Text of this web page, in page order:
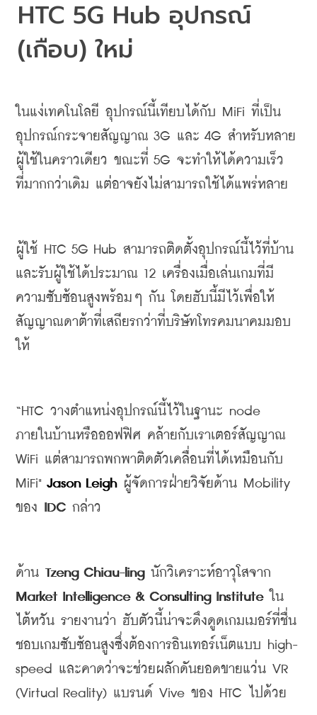
HTC 5G Hub อุปกรณ์
(เกือบ) ใหม่
ในแง่เทคโนโลยี อุปกรณ์นี้เทียบได้กับ MiFi ที่เป็น
อุปกรณ์กระจายสัญญาณ 3G และ 4G สำหรับหลาย
ผู้ใช้ในคราวเดียว ขณะที่ 5G จะทำให้ได้ความเร็ว
ที่มากกว่าเดิม แต่อาจยังไม่สามารถใช้ได้แพร่หลาย
ผู้ใช้ HTC 5G Hub สามารถติดตั้งอุปกรณ์นี้ไว้ที่บ้าน
และรับผู้ใช้ได้ประมาณ 12 เครื่องเมื่อเล่นเกมที่มี
ความซับซ้อนสูงพร้อมๆ กัน โดยฮับนี้มีไว้เพื่อให้
สัญญาณดาต้าที่เสถียรกว่าที่บริษัทโทรคมนาคมมอบ
ให้
“HTC วางตำแหน่งอุปกรณ์นี้ไว้ในฐานะ
ภายในบ้านหรือออฟฟิศ คล้ายกับเราเตอร์สัญญาณ
WiFi แต่สามารถพกพาติดตัวเคลื่อนที่ได้เหมือนกับ
MiFi" Jason Leigh ผู้จัดการฝ่ายวิจัยด้าน
ของ IDC กล่าว
ด้าน Tzeng Chiau-ling นักวิเคราะห์อาวุโสจาก
Market Intelligence & Consulting Institute ใน
ไต้หวัน รายงานว่า ฮับตัวนี้น่าจะดึงดูดเกมเมอร์ที่ชื่น
ชอบเกมซับซ้อนสูงซึ่งต้องการอินเทอร์เน็ตแบบ high-
speed และคาดว่าจะช่วยผลักดันยอดขายแว่น VR
(Virtual Reality) แบรนด์ Vive ของ HTC ไปด้วย